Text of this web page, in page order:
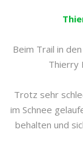
Beim Trail in
Thierry
Trotz sehr
im Schnee
behalten und